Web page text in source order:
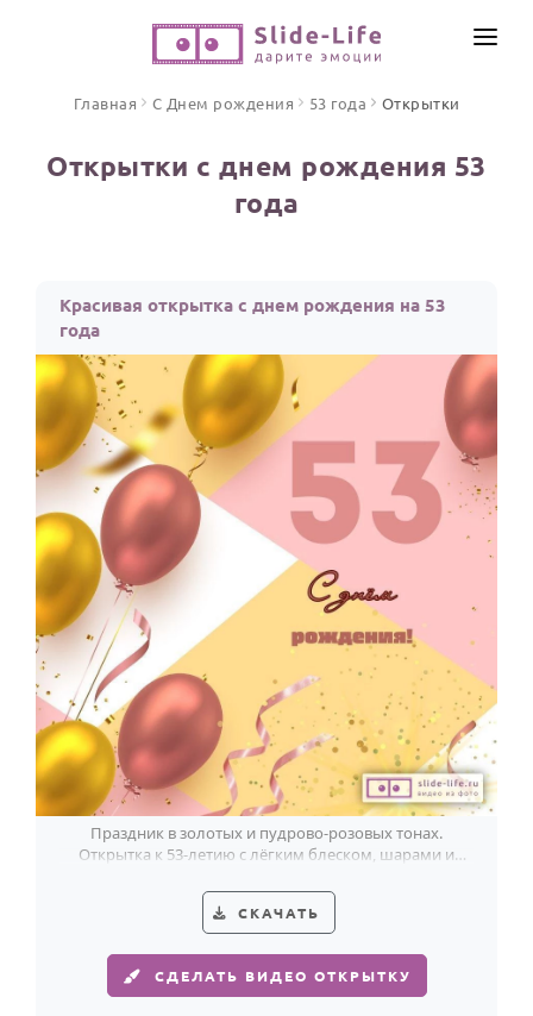
Открытки
Стихи и тексты
ПРАЗДНИКИ
С Днем рождения
Юбилей
Свадьба
Выпускной
HOT
Календарь праздников
КОМУ
Женщине
Мужчине
Маме
Папе
Детям
Все родственники
ПЕРСОНАЛЬНЫЕ
Пожелания
ИНСТРУМЕНТЫ
ОТЗЫВЫ
Главная С Днем рождения 53 года Открытки
Открытки с днем рождения 53
года
Красивая открытка с днем рождения на 53
года
Праздник в золотых и пудрово-розовых тонах.
Открытка к 53-летию с лёгким блеском, шарами и
СКАЧАТЬ
СДЕЛАТЬ ВИДЕО ОТКРЫТКУ